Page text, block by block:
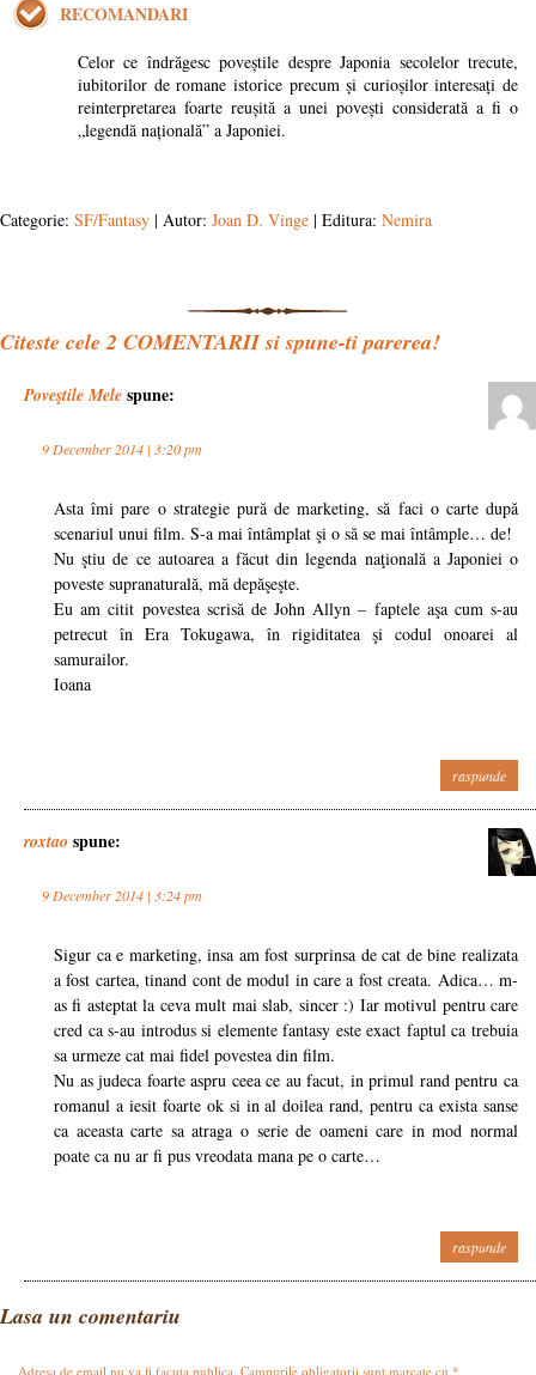
RECOMANDARI
Celor ce îndrăgesc poveștile despre Japonia secolelor trecute,
iubitorilor de romane istorice precum și curioșilor interesați de
reinterpretarea foarte reușită a unei povești considerată a fi o
„legendă națională” a Japoniei.
Categorie: SF/Fantasy | Autor: Joan D. Vinge | Editura: Nemira
Citeste cele2 COMENTARII si spune-ti parerea!
Poveştile Mele spune:
9 December 2014 | 3:20 pm
Asta îmi pare o strategie pură de marketing, să faci o carte după
scenariul unui film. S-a mai întâmplat şi o să se mai întâmple… de!
Nu ştiu de ce autoarea a făcut din legenda naţională a Japoniei o
poveste supranaturală, mă depăşeşte.
Eu am citit povestea scrisă de John Allyn – faptele aşa cum s-au
petrecut în Era Tokugawa, în rigiditatea şi codul onoarei al
samurailor.
Ioana
raspunde
roxtao spune:
9 December 2014 | 3:24 pm
Sigur ca e marketing, insa am fost surprinsa de cat de bine realizata
a fost cartea, tinand cont de modul in care a fost creata. Adica… m-
as fi asteptat la ceva mult mai slab, sincer :) Iar motivul pentru care
cred ca s-au introdus si elemente fantasy este exact faptul ca trebuia
sa urmeze cat mai fidel povestea din film.
Nu as judeca foarte aspru ceea ce au facut, in primul rand pentru ca
romanul a iesit foarte ok si in al doilea rand, pentru ca exista sanse
ca aceasta carte sa atraga o serie de oameni care in mod normal
poate ca nu ar fi pus vreodata mana pe o carte…
raspunde
Lasa un comentariu
Adresa de email nu va fi facuta publica. Campurile obligatorii sunt marcate cu *